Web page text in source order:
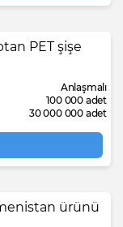
PET şişe
Anlaşmalı
100 000 adet
30 000 000 adet
ürünü